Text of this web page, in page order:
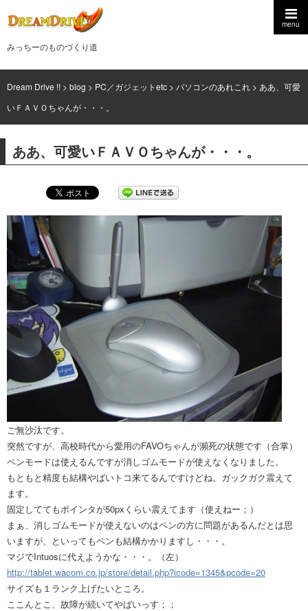
menu
みっちーのものづくり道
Dream Drive !! > blog > PC／ガジェットetc > パソコンのあれこれ > ああ、可愛
いＦＡＶＯちゃんが・・・。
ああ、可愛いＦＡＶＯちゃんが・・・。
ご無沙汰です。
突然ですが、高校時代から愛用のFAVOちゃんが瀕死の状態です（合掌）
ペンモードは使えるんですが消しゴムモードが使えなくなりました。
もともと精度も結構やばいトコ来てるんですけどね。ガックガク震えて
ます。
固定しててもポインタが50pxくらい震えてます（使えねー；）
まぁ、消しゴムモードが使えないのはペンの方に問題があるんだとは思
いますが、といってもペンも結構かかりますし・・・。
マジでIntuosに代えようかな・・・。（左）
http://tablet.wacom.co.jp/store/detail.php?icode=1345&pcode=20
サイズも１ランク上げたいところ。
ここんとこ、故障が続いてやばいっす；；